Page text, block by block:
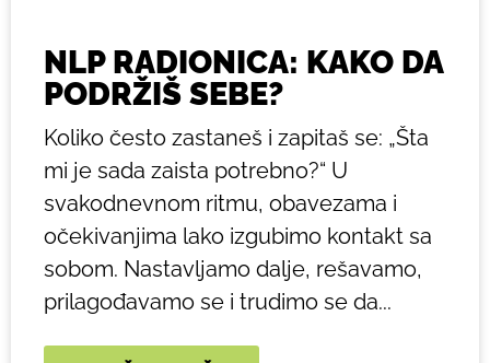
NLP RADIONICA: KAKO DA
PODRŽIŠ SEBE?
Koliko često zastaneš i zapitaš se: „Šta
mi je sada zaista potrebno?“ U
svakodnevnom ritmu, obavezama i
očekivanjima lako izgubimo kontakt sa
sobom. Nastavljamo dalje, rešavamo,
prilagođavamo se i trudimo se da...